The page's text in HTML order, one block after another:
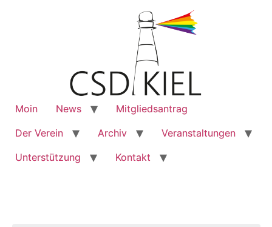
Moin News
Mitgliedsantrag
Der Verein
Archiv
Veranstaltungen
Unterstützung
Kontakt